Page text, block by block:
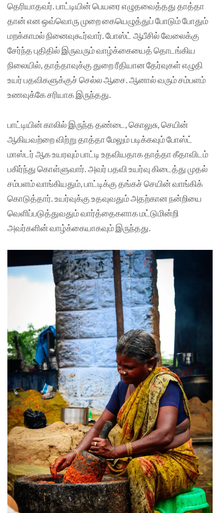
தெரியாதவர். பாட்டியின் பெயரை எழுதவைத்தது தாத்தா
தான் என ஒவ்வொரு முறை கையெழுத்துப் போடும் போதும்
மறக்காமல் நினைவுகூர்வார். போஸ்ட் ஆபீசில் வேலைக்கு
சேர்ந்த புதிதில் இருவரும் வாழ்க்கையைத் தொடங்கிய
நிலையில், தாத்தாவுக்கு துறை ரீதியான தேர்வுகள் எழுதி
உயர் பதவிகளுக்குச் செல்ல ஆசை. ஆனால் வரும் சம்பளம்
உணவுக்கே சரியாக இருந்தது.
பாட்டியின் காலில் இருந்த தண்டை, கொலுசு, செயின்
ஆகியவற்றை விற்று தாத்தா மேலும் படிக்கவும் போஸ்ட்
மாஸ்டர் ஆக உயரவும் பாட்டி உதவியதாக தாத்தா கீதாவிடம்
பகிர்ந்து கொள்ளுவார். அவர் பதவி உயர்வு கிடைத்து முதல்
சம்பளம் வாங்கியதும், பாட்டிக்கு தங்கச் செயின் வாங்கிக்
கொடுத்தார். உயர்வுக்கு உதவுவதும் அதற்கான நன்றியை
வெளிப்படுத்துவதும் வார்த்தைகளாக மட்டுமின்றி
அவர்களின் வாழ்க்கையாகவும் இருந்தது.